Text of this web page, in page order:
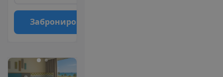
Заброниро